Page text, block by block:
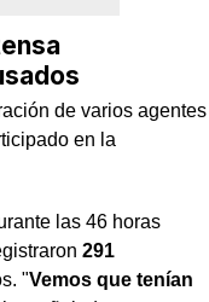
de varios agentes
en la
las 46 horas
291
"Vemos que tenían